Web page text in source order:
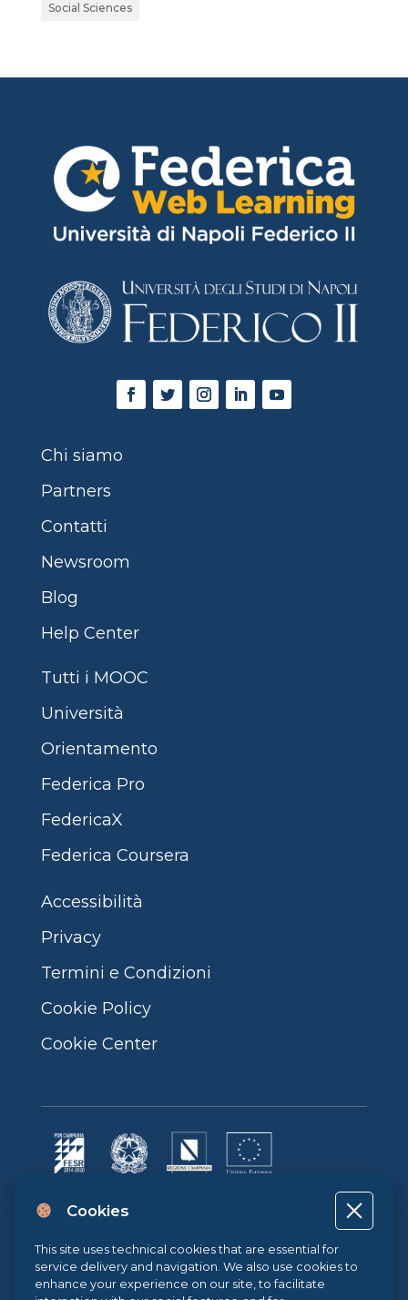
Social Sciences
Chi siamo
Partners
Contatti
Newsroom
Blog
Help Center
Tutti i MOOC
Università
Orientamento
Federica Pro
FedericaX
Federica Coursera
Accessibilità
Privacy
Termini e Condizioni
Cookie Policy
Cookie Center
Progetto cofinanziato dall’Unione Europea, dallo Stato Italiano e dalla
Regione Campania POR CAMPANIA FESR 2014-2020 | ASSE II –
OBIETTIVO TEMATICO 2O.S. 2.3 | AZIONE 2.3.1 | Progetto: LA FABBRICA
DIGITALE
Cookies
This site uses technical cookies that are essential for
service delivery and navigation. We also use cookies to
enhance your experience on our site, to facilitate